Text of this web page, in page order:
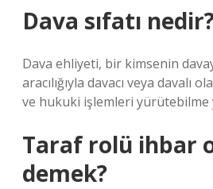
Dava sıfatı
Dava ehliyeti, bir kimsenin
aracılığıyla davacı veya davalı
ve hukuki işlemleri yürütebilme
Taraf rolü ihbar
demek?